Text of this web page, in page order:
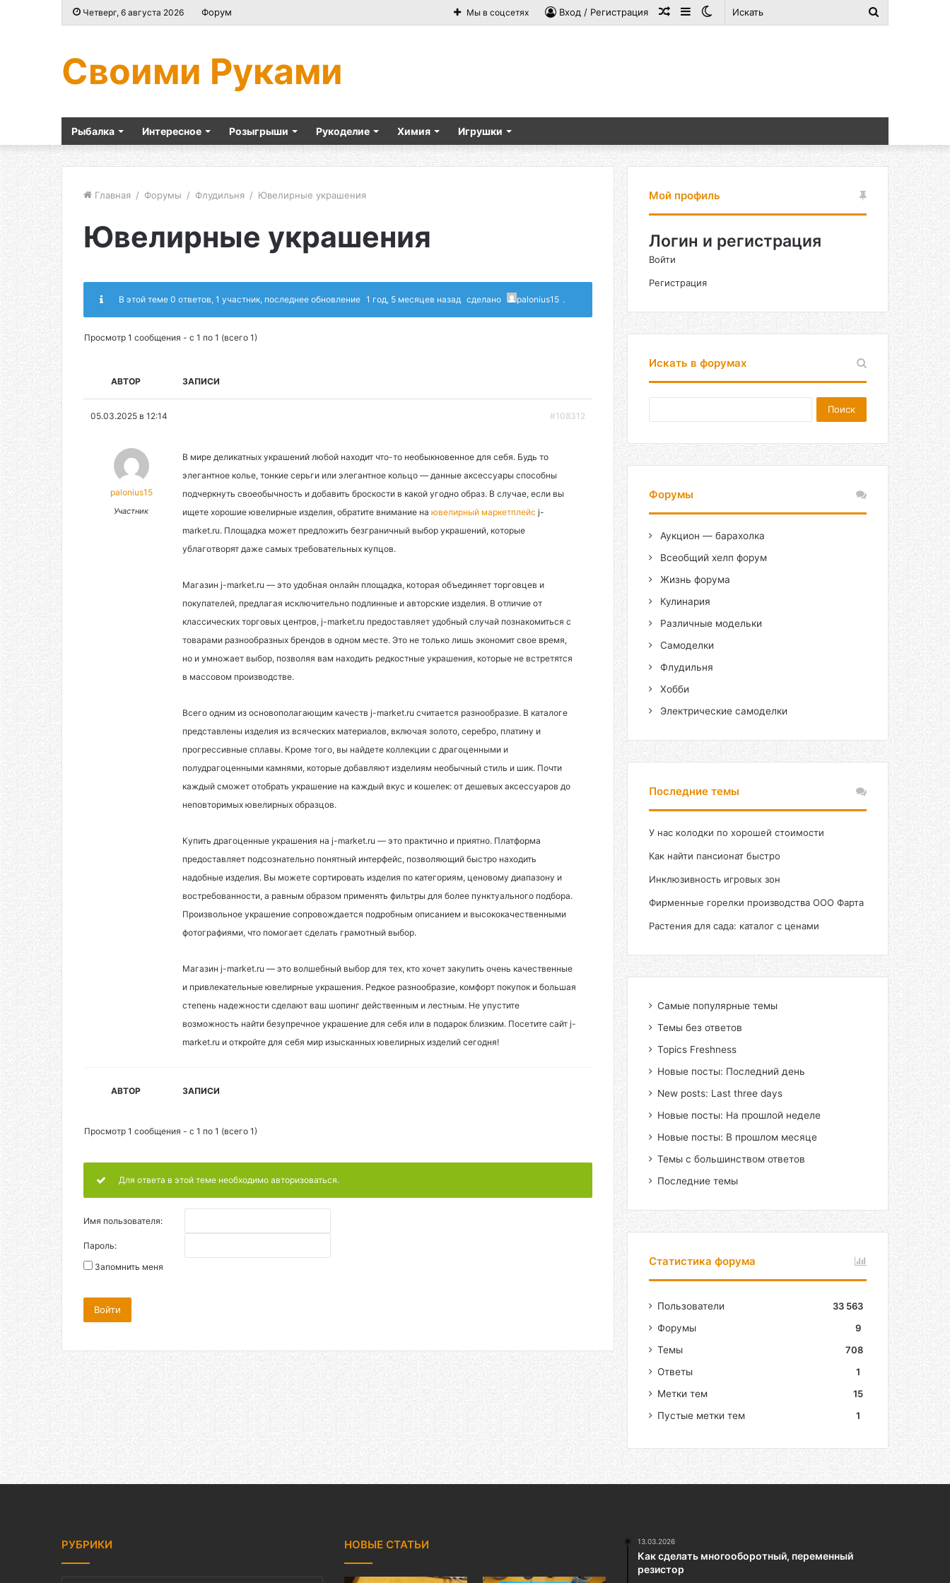
Четверг, 6 августа 2026 Форум Искать
Switch
Sidebar
Случайная
Вход / Регистрация
Мы в соцсетях
Своими Руками
Рыбалка Интересное Розыгрыши Рукоделие Химия Игрушки
Главная / Форумы / Флудильня / Ювелирные украшения
Ювелирные украшения
В этой теме 0 ответов, 1 участник, последнее обновление 1 год, 5 месяцев назад сделано palonius15 .
Просмотр 1 сообщения - с 1 по 1 (всего 1)
АВТОР ЗАПИСИ
05.03.2025 в 12:14 #108312
palonius15
Участник
В мире деликатных украшений любой находит что-то необыкновенное для себя. Будь то
элегантное колье, тонкие серьги или элегантное кольцо — данные аксессуары способны
подчеркнуть своеобычность и добавить броскости в какой угодно образ. В случае, если вы
ищете хорошие ювелирные изделия, обратите внимание на ювелирный маркетплейс j-
market.ru. Площадка может предложить безграничный выбор украшений, которые
ублаготворят даже самых требовательных купцов.
Магазин j-market.ru — это удобная онлайн площадка, которая объединяет торговцев и
покупателей, предлагая исключительно подлинные и авторские изделия. В отличие от
классических торговых центров, j-market.ru предоставляет удобный случай познакомиться с
товарами разнообразных брендов в одном месте. Это не только лишь экономит свое время,
но и умножает выбор, позволяя вам находить редкостные украшения, которые не встретятся
в массовом производстве.
Всего одним из основополагающим качеств j-market.ru считается разнообразие. В каталоге
представлены изделия из всяческих материалов, включая золото, серебро, платину и
прогрессивные сплавы. Кроме того, вы найдете коллекции с драгоценными и
полудрагоценными камнями, которые добавляют изделиям необычный стиль и шик. Почти
каждый сможет отобрать украшение на каждый вкус и кошелек: от дешевых аксессуаров до
неповторимых ювелирных образцов.
Купить драгоценные украшения на j-market.ru — это практично и приятно. Платформа
предоставляет подсознательно понятный интерфейс, позволяющий быстро находить
надобные изделия. Вы можете сортировать изделия по категориям, ценовому диапазону и
востребованности, а равным образом применять фильтры для более пунктуального подбора.
Произвольное украшение сопровождается подробным описанием и высококачественными
фотографиями, что помогает сделать грамотный выбор.
Магазин j-market.ru — это волшебный выбор для тех, кто хочет закупить очень качественные
и привлекательные ювелирные украшения. Редкое разнообразие, комфорт покупок и большая
степень надежности сделают ваш шопинг действенным и лестным. Не упустите
возможность найти безупречное украшение для себя или в подарок близким. Посетите сайт j-
market.ru и откройте для себя мир изысканных ювелирных изделий сегодня!
АВТОР ЗАПИСИ
Просмотр 1 сообщения - с 1 по 1 (всего 1)
Для ответа в этой теме необходимо авторизоваться.
Имя пользователя:
Пароль:
Запомнить меня
Войти
Мой профиль
Логин и регистрация
Войти
Регистрация
Искать в форумах
Форумы
Аукцион — барахолка
Всеобщий хелп форум
Жизнь форума
Кулинария
Различные модельки
Самоделки
Флудильня
Хобби
Электрические самоделки
Последние темы
У нас колодки по хорошей стоимости
Как найти пансионат быстро
Инклюзивность игровых зон
Фирменные горелки производства ООО Фарта
Растения для сада: каталог с ценами
Самые популярные темы
Темы без ответов
Topics Freshness
Новые посты: Последний день
New posts: Last three days
Новые посты: На прошлой неделе
Новые посты: В прошлом месяце
Темы с большинством ответов
Последние темы
Статистика форума
Пользователи
33 563
Форумы
9
Темы
708
Ответы
1
Метки тем
15
Пустые метки тем
1
РУБРИКИ НОВЫЕ СТАТЬИ 13.03.2026
Как сделать многооборотный, переменный
резистор